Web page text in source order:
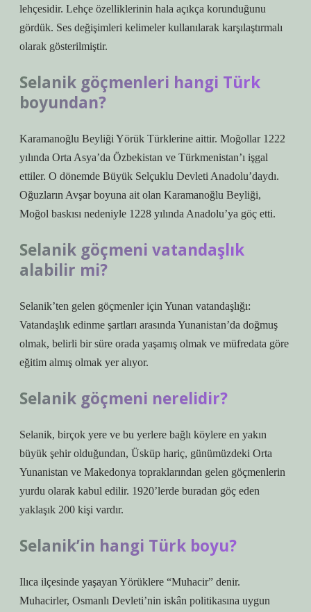
lehçesidir. Lehçe özelliklerinin hala açıkça korunduğunu
gördük. Ses değişimleri kelimeler kullanılarak karşılaştırmalı
olarak gösterilmiştir.
Selanik göçmenleri hangi Türk
boyundan?
Karamanoğlu Beyliği Yörük Türklerine aittir. Moğollar 1222
yılında Orta Asya’da Özbekistan ve Türkmenistan’ı işgal
ettiler. O dönemde Büyük Selçuklu Devleti Anadolu’daydı.
Oğuzların Avşar boyuna ait olan Karamanoğlu Beyliği,
Moğol baskısı nedeniyle 1228 yılında Anadolu’ya göç etti.
Selanik göçmeni vatandaşlık
alabilir mi?
Selanik’ten gelen göçmenler için Yunan vatandaşlığı:
Vatandaşlık edinme şartları arasında Yunanistan’da doğmuş
olmak, belirli bir süre orada yaşamış olmak ve müfredata göre
eğitim almış olmak yer alıyor.
Selanik göçmeni nerelidir?
Selanik, birçok yere ve bu yerlere bağlı köylere en yakın
büyük şehir olduğundan, Üsküp hariç, günümüzdeki Orta
Yunanistan ve Makedonya topraklarından gelen göçmenlerin
yurdu olarak kabul edilir. 1920’lerde buradan göç eden
yaklaşık 200 kişi vardır.
Selanik’in hangi Türk boyu?
Ilıca ilçesinde yaşayan Yörüklere “Muhacir” denir.
Muhacirler, Osmanlı Devleti’nin iskân politikasına uygun